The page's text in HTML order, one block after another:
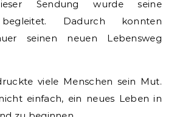
Sendung wurde seine
begleitet. Dadurch konnten
seinen neuen Lebensweg
viele Menschen sein Mut.
einfach, ein neues Leben in